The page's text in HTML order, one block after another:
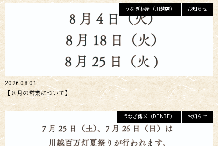
うなぎ林屋（川越店） お知らせ
2026.08.01
【８月の営業について】
うなぎ傳米（DENBE） お知らせ